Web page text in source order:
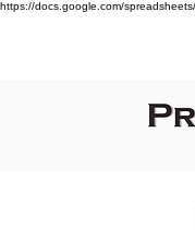
https://docs.google.com/